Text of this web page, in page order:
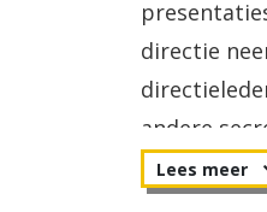
directie
andere
binnen en